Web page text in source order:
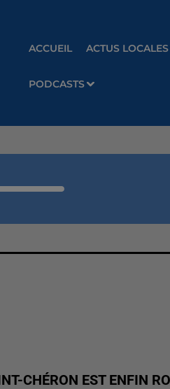
ACCUEIL ACTUS LOCALES
PODCASTS
CHÉRON EST ENFIN